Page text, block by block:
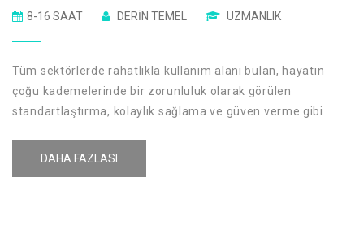
8-16 SAAT DERIN TEMEL UZMANLIK
Tüm sektörlerde rahatlıkla kullanım alanı bulan, hayatın
çoğu kademelerinde bir zorunluluk olarak görülen
standartlaştırma, kolaylık sağlama ve güven verme gibi
gerekse tüketicilere önemli avantajlar sağlamaktadır.
DAHA FAZLASI